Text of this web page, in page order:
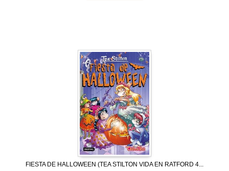
FIESTA DE HALLOWEEN (TEA STILTON VIDA EN RATFORD 4...